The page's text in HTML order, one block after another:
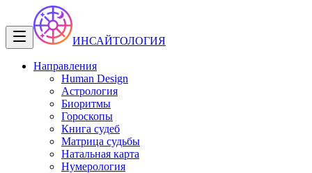
ИНСАЙТОЛОГИЯ
Направления
Human Design
Астрология
Биоритмы
Гороскопы
Книга судеб
Матрица судьбы
Натальная карта
Нумерология